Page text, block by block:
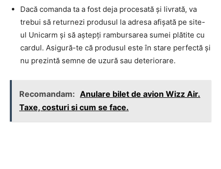
Dacă comanda ta a fost deja procesată și livrată, va
trebui să returnezi produsul la adresa afișată pe site-
ul Unicarm și să aștepți rambursarea sumei plătite cu
cardul. Asigură-te că produsul este în stare perfectă și
nu prezintă semne de uzură sau deteriorare.
Recomandam: Anulare bilet de avion Wizz Air.
Taxe, costuri si cum se face.